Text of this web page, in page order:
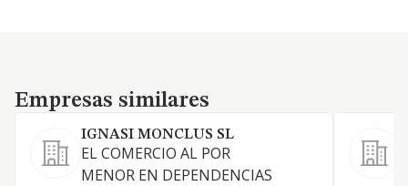
Empresas similares
Empresas similares
IGNASI MONCLUS SL
EL COMERCIO AL POR
MENOR EN DEPENDENCIAS